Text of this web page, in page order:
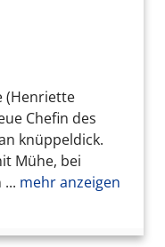
(Henriette
Chefin des
knüppeldick.
Mühe, bei
mehr anzeigen